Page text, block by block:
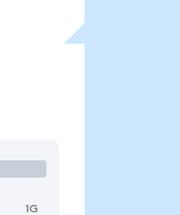
1G